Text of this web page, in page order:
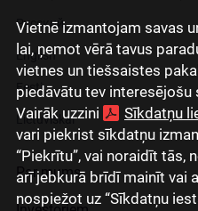
Vietnē izmantojam savas
lai, ņemot vērā tavus
vietnes un tiešsaistes
piedāvātu tev interesējošu
Vairāk uzzini
Sīkdatņu
vari piekrist sīkdatņu
“Piekrītu”, vai noraidīt tās,
arī jebkurā brīdī mainīt vai
nospiežot uz “Sīkdatņu
Русский
English
Eesti
Lietuviškai
Par mums